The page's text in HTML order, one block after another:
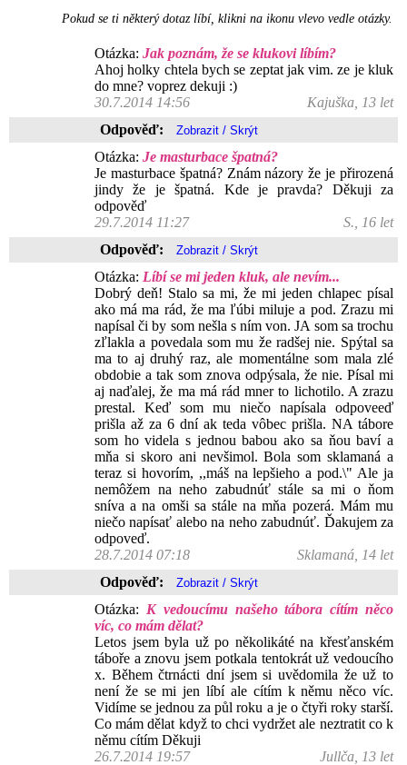
Pokud se ti některý dotaz líbí, klikni na ikonu vlevo vedle otázky.
Otázka: Jak poznám, že se klukovi líbím?
Ahoj holky chtela bych se zeptat jak vim. ze je kluk
do mne? voprez dekuji :)
30.7.2014 14:56
Kajuška, 13 let
Odpověď:
Otázka: Je masturbace špatná?
Je masturbace špatná? Znám názory že je přirozená
jindy že je špatná. Kde je pravda? Děkuji za
odpověď
29.7.2014 11:27
S., 16 let
Odpověď:
Otázka: Líbí se mi jeden kluk, ale nevím...
Dobrý deň! Stalo sa mi, že mi jeden chlapec písal
ako má ma rád, že ma ľúbi miluje a pod. Zrazu mi
napísal či by som nešla s ním von. JA som sa trochu
zľlakla a povedala som mu že radšej nie. Spýtal sa
ma to aj druhý raz, ale momentálne som mala zlé
obdobie a tak som znova odpýsala, že nie. Písal mi
aj naďalej, že ma má rád mner to lichotilo. A zrazu
prestal. Keď som mu niečo napísala odpoveeď
prišla až za 6 dní ak teda vôbec prišla. NA tábore
som ho videla s jednou babou ako sa ňou baví a
mňa si skoro ani nevšimol. Bola som sklamaná a
teraz si hovorím, ,,máš na lepšieho a pod.\" Ale ja
nemôžem na neho zabudnúť stále sa mi o ňom
sníva a na omši sa stále na mňa pozerá. Mám mu
niečo napísať alebo na neho zabudnúť. Ďakujem za
odpoveď.
28.7.2014 07:18
Sklamaná, 14 let
Odpověď:
Otázka: K vedoucímu našeho tábora cítím něco
víc, co mám dělat?
Letos jsem byla už po několikáté na křesťanském
táboře a znovu jsem potkala tentokrát už vedoucího
x. Během čtrnácti dní jsem si uvědomila že už to
není že se mi jen líbí ale cítím k němu něco víc.
Vidíme se jednou za půl roku a je o čtyři roky starší.
Co mám dělat když to chci vydržet ale neztratit co k
němu cítím Děkuji
26.7.2014 19:57
Jullča, 13 let